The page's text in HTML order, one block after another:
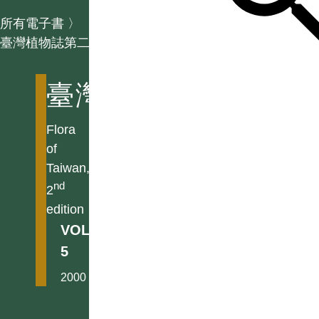
所有電子書 〉
臺灣植物誌第二版
臺灣植物誌第二版
Flora
of
Taiwan,
2nd
edition
VOL.
5
2000